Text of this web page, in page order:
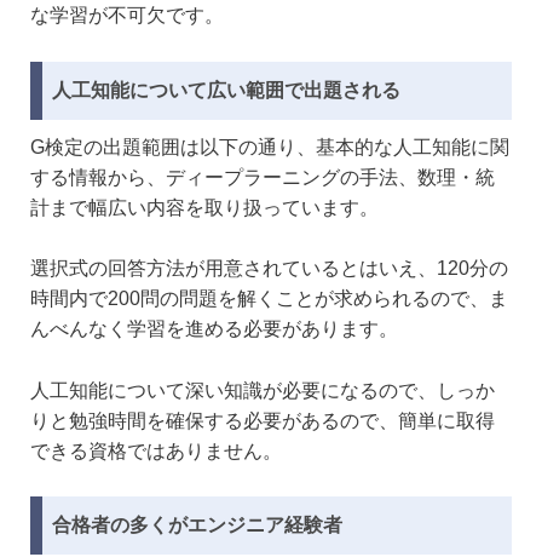
な学習が不可欠です。
人工知能について広い範囲で出題される
G検定の出題範囲は以下の通り、基本的な人工知能に関
する情報から、ディープラーニングの手法、数理・統
計まで幅広い内容を取り扱っています。
選択式の回答方法が用意されているとはいえ、120分の
時間内で200問の問題を解くことが求められるので、ま
んべんなく学習を進める必要があります。
人工知能について深い知識が必要になるので、しっか
りと勉強時間を確保する必要があるので、簡単に取得
できる資格ではありません。
合格者の多くがエンジニア経験者